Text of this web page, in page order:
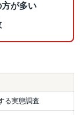
が多い
る実態調査